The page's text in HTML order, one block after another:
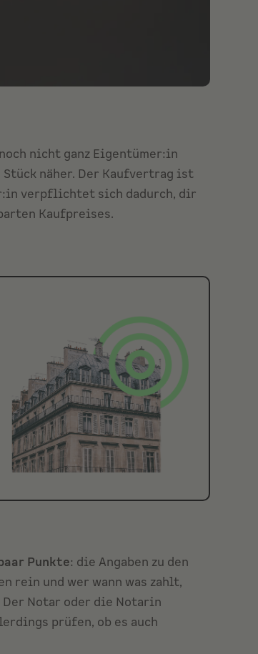
nicht ganz Eigentümer:in
Stück näher. Der Kaufvertrag ist
verpflichtet sich dadurch, dir
Kaufpreises.
Punkte: die Angaben zu den
rein und wer wann was zahlt,
Notar oder die Notarin
prüfen, ob es auch